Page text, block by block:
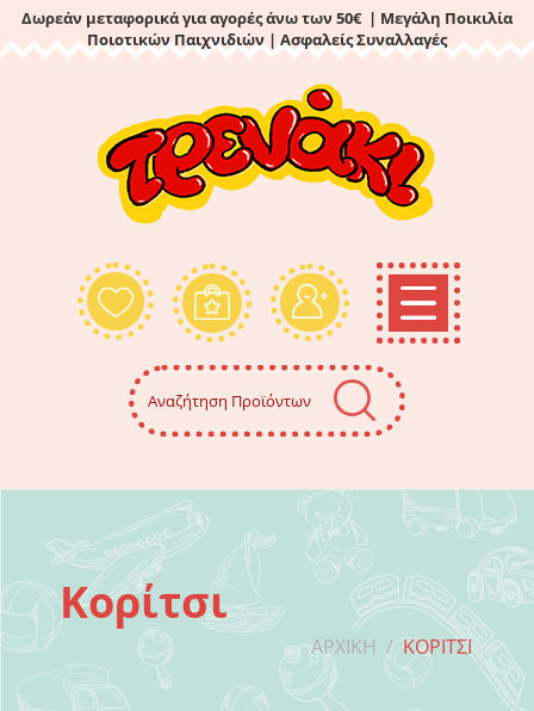
Δωρεάν μεταφορικά για αγορές άνω των 50€ | Μεγάλη Ποικιλία
Ποιοτικών Παιχνιδιών | Ασφαλείς Συναλλαγές
Κορίτσι
ΑΡΧΙΚΉ / ΚΟΡΊΤΣΙ